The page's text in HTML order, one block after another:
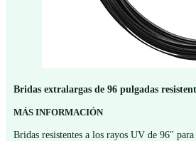
Bridas extralargas de 96 pulgadas
MÁS INFORMACIÓN
Bridas resistentes a los rayos UV de 96″